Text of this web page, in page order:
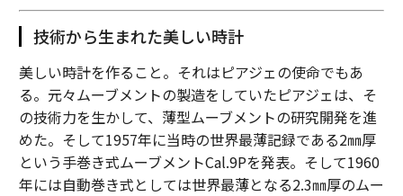
技術から生まれた美しい時計
美しい時計を作ること。それはピアジェの使命でもあ
る。元々ムーブメントの製造をしていたピアジェは、そ
の技術力を生かして、薄型ムーブメントの研究開発を進
めた。そして1957年に当時の世界最薄記録である2㎜厚
という手巻き式ムーブメントCal.9Pを発表。そして1960
年には自動巻き式としては世界最薄となる2.3㎜厚のムー